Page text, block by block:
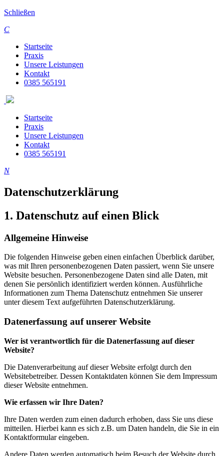
Schließen
C
Startseite
Praxis
Unsere Leistungen
Kontakt
0385 565191
Startseite
Praxis
Unsere Leistungen
Kontakt
0385 565191
N
Datenschutzerklärung
1. Datenschutz auf einen Blick
Allgemeine Hinweise
Die folgenden Hinweise geben einen einfachen Überblick darüber,
was mit Ihren personenbezogenen Daten passiert, wenn Sie unsere
Website besuchen. Personenbezogene Daten sind alle Daten, mit
denen Sie persönlich identifiziert werden können. Ausführliche
Informationen zum Thema Datenschutz entnehmen Sie unserer
unter diesem Text aufgeführten Datenschutzerklärung.
Datenerfassung auf unserer Website
Wer ist verantwortlich für die Datenerfassung auf dieser
Website?
Die Datenverarbeitung auf dieser Website erfolgt durch den
Websitebetreiber. Dessen Kontaktdaten können Sie dem Impressum
dieser Website entnehmen.
Wie erfassen wir Ihre Daten?
Ihre Daten werden zum einen dadurch erhoben, dass Sie uns diese
mitteilen. Hierbei kann es sich z.B. um Daten handeln, die Sie in ein
Kontaktformular eingeben.
Andere Daten werden automatisch beim Besuch der Website durch